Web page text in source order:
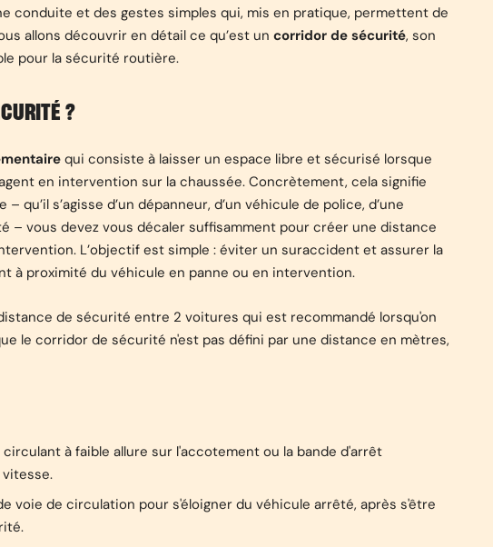
conduite et des gestes simples qui, mis en pratique, permettent de
allons découvrir en détail ce qu’est un corridor de sécurité, son
pour la sécurité routière.
?
qui consiste à laisser un espace libre et sécurisé lorsque
en intervention sur la chaussée. Concrètement, cela signifie
qu’il s’agisse d’un dépanneur, d’un véhicule de police, d’une
– vous devez vous décaler suffisamment pour créer une distance
L’objectif est simple : éviter un suraccident et assurer la
à proximité du véhicule en panne ou en intervention.
de sécurité entre 2 voitures qui est recommandé lorsqu'on
le corridor de sécurité n'est pas défini par une distance en mètres,
à faible allure sur l'accotement ou la bande d'arrêt
voie de circulation pour s'éloigner du véhicule arrêté, après s'être